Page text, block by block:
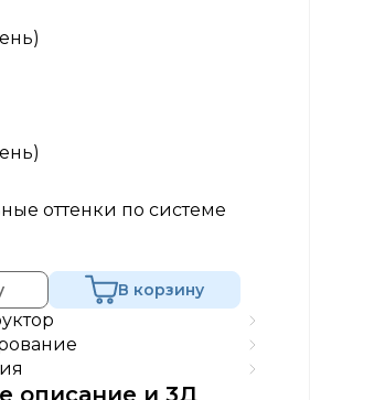
оттенки по системе
В корзину
описание и 3Д